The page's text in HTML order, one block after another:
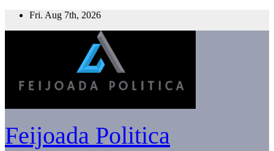
Skip
Fri. Aug 7th, 2026
Feijoada Politica